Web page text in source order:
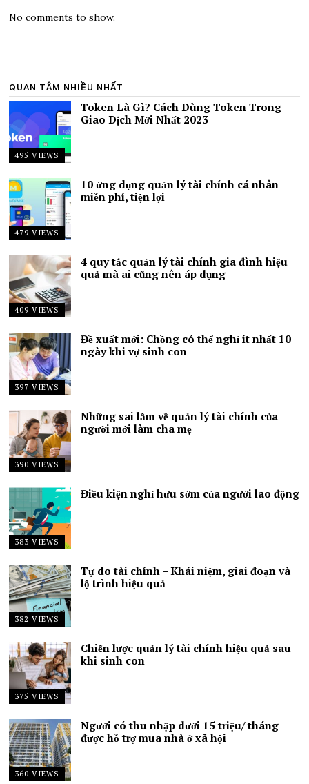
No comments to show.
QUAN TÂM NHIỀU NHẤT
495 VIEWS
Token Là Gì? Cách Dùng Token Trong
Giao Dịch Mới Nhất 2023
479 VIEWS
10 ứng dụng quản lý tài chính cá nhân
miễn phí, tiện lợi
409 VIEWS
4 quy tắc quản lý tài chính gia đình hiệu
quả mà ai cũng nên áp dụng
397 VIEWS
Đề xuất mới: Chồng có thể nghỉ ít nhất 10
ngày khi vợ sinh con
390 VIEWS
Những sai lầm về quản lý tài chính của
người mới làm cha mẹ
383 VIEWS
Điều kiện nghỉ hưu sớm của người lao động
382 VIEWS
Tự do tài chính – Khái niệm, giai đoạn và
lộ trình hiệu quả
375 VIEWS
Chiến lược quản lý tài chính hiệu quả sau
khi sinh con
360 VIEWS
Người có thu nhập dưới 15 triệu/ tháng
được hỗ trợ mua nhà ở xã hội